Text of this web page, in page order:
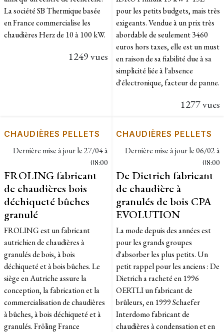
La société SB Thermique basée
en France commercialise les
chaudières Herz de 10 à 100 kW.
1249 vues
pour les petits budgets, mais très
exigeants. Vendue à un prix très
abordable de seulement 3460
euros hors taxes, elle est un must
en raison de sa fiabilité due à sa
simplicité liée à l'absence
d'électronique, facteur de panne.
1277 vues
CHAUDIÈRES PELLETS
Dernière mise à jour le27/04 à
08:00
FROLING fabricant
de chaudières bois
déchiqueté bûches
granulé
FROLING est un fabricant
autrichien de chaudières à
granulés de bois, à bois
déchiqueté et à bois bûches. Le
siège en Autriche assure la
conception, la fabrication et la
commercialisation de chaudières
à bûches, à bois déchiqueté et à
granulés. Fröling France
CHAUDIÈRES PELLETS
Dernière mise à jour le06/02 à
08:00
De Dietrich fabricant
de chaudière à
granulés de bois CPA
EVOLUTION
La mode depuis des années est
pour les grands groupes
d'absorber les plus petits. Un
petit rappel pour les anciens : De
Dietrich a racheté en 1996
OERTLI un fabricant de
brûleurs, en 1999 Schaefer
Interdomo fabricant de
chaudières à condensation et en